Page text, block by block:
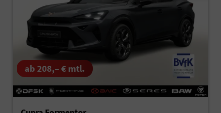
ab 208,– € mtl.